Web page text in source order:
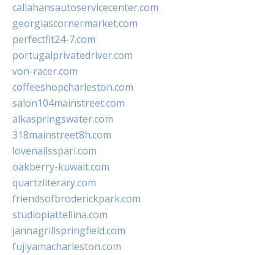
callahansautoservicecenter.com
georgiascornermarket.com
perfectfit24-7.com
portugalprivatedriver.com
von-racer.com
coffeeshopcharleston.com
salon104mainstreet.com
alkaspringswater.com
318mainstreet8h.com
lovenailsspari.com
oakberry-kuwait.com
quartzliterary.com
friendsofbroderickpark.com
studiopiattellina.com
jannagrillspringfield.com
fujiyamacharleston.com